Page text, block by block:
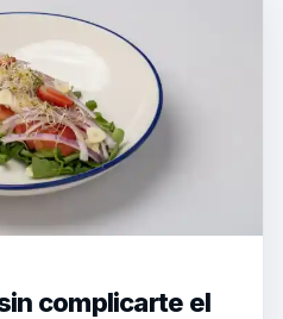
complicarte el